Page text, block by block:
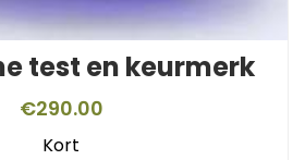
test en keurmerk
€290.00
Kort